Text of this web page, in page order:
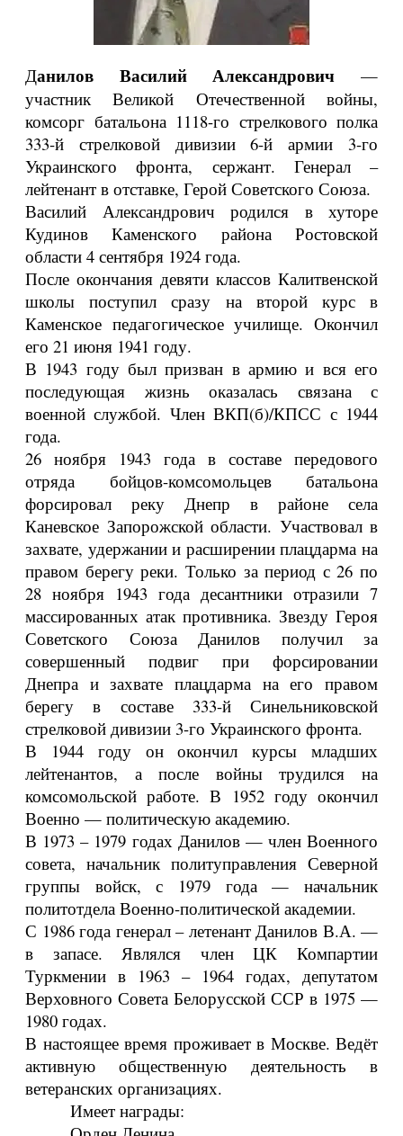
Данилов Василий Александрович —
участник Великой Отечественной войны,
комсорг батальона 1118-го стрелкового полка
333-й стрелковой дивизии 6-й армии 3-го
Украинского фронта, сержант. Генерал –
лейтенант в отставке, Герой Советского Союза.
Василий Александрович родился в хуторе
Кудинов Каменского района Ростовской
области 4 сентября 1924 года.
После окончания девяти классов Калитвенской
школы поступил сразу на второй курс в
Каменское педагогическое училище. Окончил
его 21 июня 1941 году.
В 1943 году был призван в армию и вся его
последующая жизнь оказалась связана с
военной службой. Член ВКП(б)/КПСС с 1944
года.
26 ноября 1943 года в составе передового
отряда бойцов-комсомольцев батальона
форсировал реку Днепр в районе села
Каневское Запорожской области. Участвовал в
захвате, удержании и расширении плацдарма на
правом берегу реки. Только за период с 26 по
28 ноября 1943 года десантники отразили 7
массированных атак противника. Звезду Героя
Советского Союза Данилов получил за
совершенный подвиг при форсировании
Днепра и захвате плацдарма на его правом
берегу в составе 333-й Синельниковской
стрелковой дивизии 3-го Украинского фронта.
В 1944 году он окончил курсы младших
лейтенантов, а после войны трудился на
комсомольской работе. В 1952 году окончил
Военно — политическую академию.
В 1973 – 1979 годах Данилов — член Военного
совета, начальник политуправления Северной
группы войск, с 1979 года — начальник
политотдела Военно-политической академии.
С 1986 года генерал – летенант Данилов В.А. —
в запасе. Являлся член ЦК Компартии
Туркмении в 1963 – 1964 годах, депутатом
Верховного Совета Белорусской ССР в 1975 —
1980 годах.
В настоящее время проживает в Москве. Ведёт
активную общественную деятельность в
ветеранских организациях.
Имеет награды: